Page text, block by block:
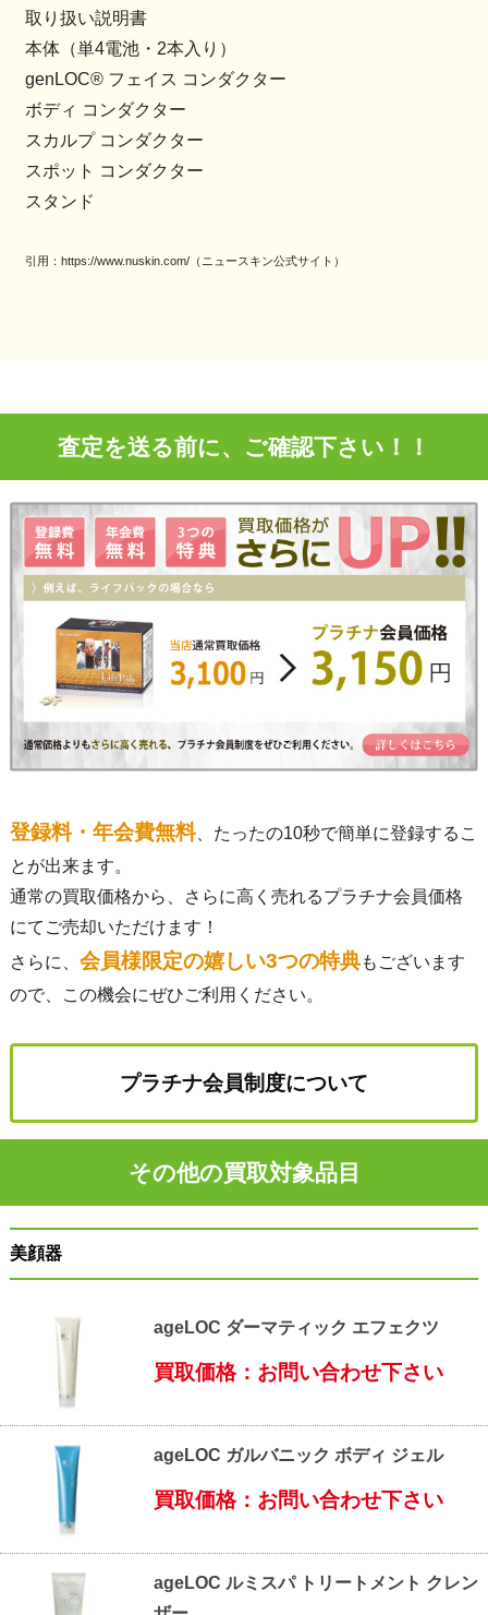
取り扱い説明書
本体（単4電池・2本入り）
genLOC® フェイス コンダクター
ボディ コンダクター
スカルプ コンダクター
スポット コンダクター
スタンド
引用：https://www.nuskin.com/（ニュースキン公式サイト）
査定を送る前に、ご確認下さい！！
登録料・年会費無料、たったの10秒で簡単に登録するこ
とが出来ます。
通常の買取価格から、さらに高く売れるプラチナ会員価格
にてご売却いただけます！
さらに、 会員様限定の嬉しい3つの特典もございます
ので、この機会にぜひご利用ください。
プラチナ会員制度について
その他の買取対象品目
美顔器
ageLOC ダーマティック エフェクツ
買取価格：お問い合わせ下さい
ageLOC ガルバニック ボディ ジェル
買取価格：お問い合わせ下さい
ageLOC ルミスパ トリートメント クレン